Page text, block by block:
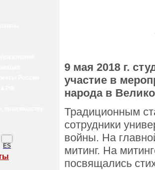
ES
9 мая 2018 г.
участие в
народа в
Традиционным
сотрудники
войны. На
митинг. На
посвящались